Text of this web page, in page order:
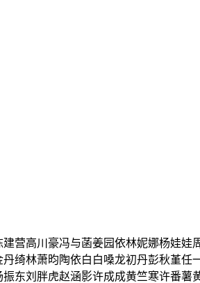
建营高川豪冯与菡姜园依林妮娜杨娃娃
丹绮林萧昀陶依白 白嗓龙初丹彭秋堇任
振东刘胖虎赵涵影许成成黄竺寒许番薯